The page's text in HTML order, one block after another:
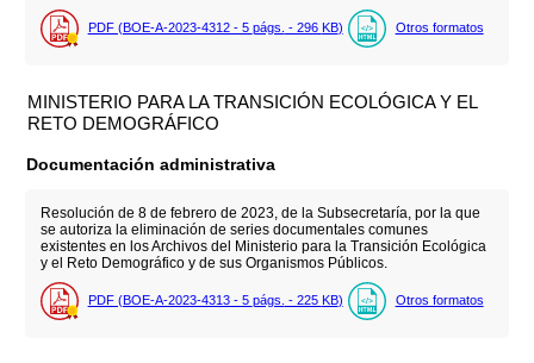
PDF (BOE-A-2023-4312 - 5 págs. - 296 KB) Otros formatos
MINISTERIO PARA LA TRANSICIÓN ECOLÓGICA Y EL
RETO DEMOGRÁFICO
Documentación administrativa
Resolución de 8 de febrero de 2023, de la Subsecretaría, por la que
se autoriza la eliminación de series documentales comunes
existentes en los Archivos del Ministerio para la Transición Ecológica
y el Reto Demográfico y de sus Organismos Públicos.
PDF (BOE-A-2023-4313 - 5 págs. - 225 KB) Otros formatos